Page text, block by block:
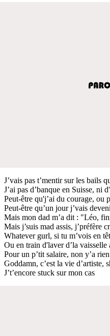
J’vais pas t’mentir sur les bails
J’ai pas d’banque en Suisse, ni
Peut-être qu'j’ai du courage, ou
Peut-être qu’un jour j’vais
Mais mon dad m’a dit : "Léo,
Mais j’suis mad assis, j’préfère
Whatever gurl, si tu m’vois en
Ou en train d'laver d’la vaisselle
Pour un p’tit salaire, non y’a
Goddamn, c’est la vie d’artiste,
J’t’encore stuck sur mon cas